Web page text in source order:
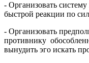
- Организовать
быстрой реакции по
- Организовать
противнику
вынудить эго искать